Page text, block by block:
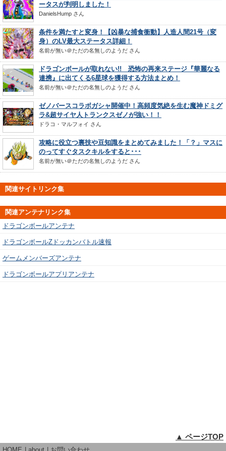
ータスが判明しました！
DanielsHump さん
条件を満たすと変身！【凶暴な捕食衝動】人造人間21号（変
身）のLV最大ステータス詳細！
名前が無い＠ただの名無しのようだ さん
ドラゴンボールが取れない!! 恐怖の再来ステージ『華麗なる
連携』に出てくる6星球を獲得する方法まとめ！
名前が無い＠ただの名無しのようだ さん
ゼノバースコラボガシャ開催中！高頻度気絶を生む魔神ドミグ
ラ&超サイヤ人トランクスゼノが強い！！
ドラコ・マルフォイ さん
攻略に役立つ裏技や豆知識をまとめてみました！「？」マスに
のってすぐタスクキルをすると･･･
名前が無い＠ただの名無しのようだ さん
関連サイトリンク集
関連アンテナリンク集
ドラゴンボールアンテナ
ドラゴンボールZドッカンバトル速報
ゲームメンバーズアンテナ
ドラゴンボールアプリアンテナ
▲ ページTOP